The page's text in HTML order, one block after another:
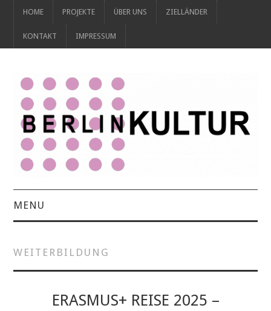
HOME PROJEKTE ÜBER UNS ZIELLÄNDER
KONTAKT IMPRESSUM
MENU
ÜBER UNS
WEITERBILDUNG
ERASMUS+ REISE 2025 –